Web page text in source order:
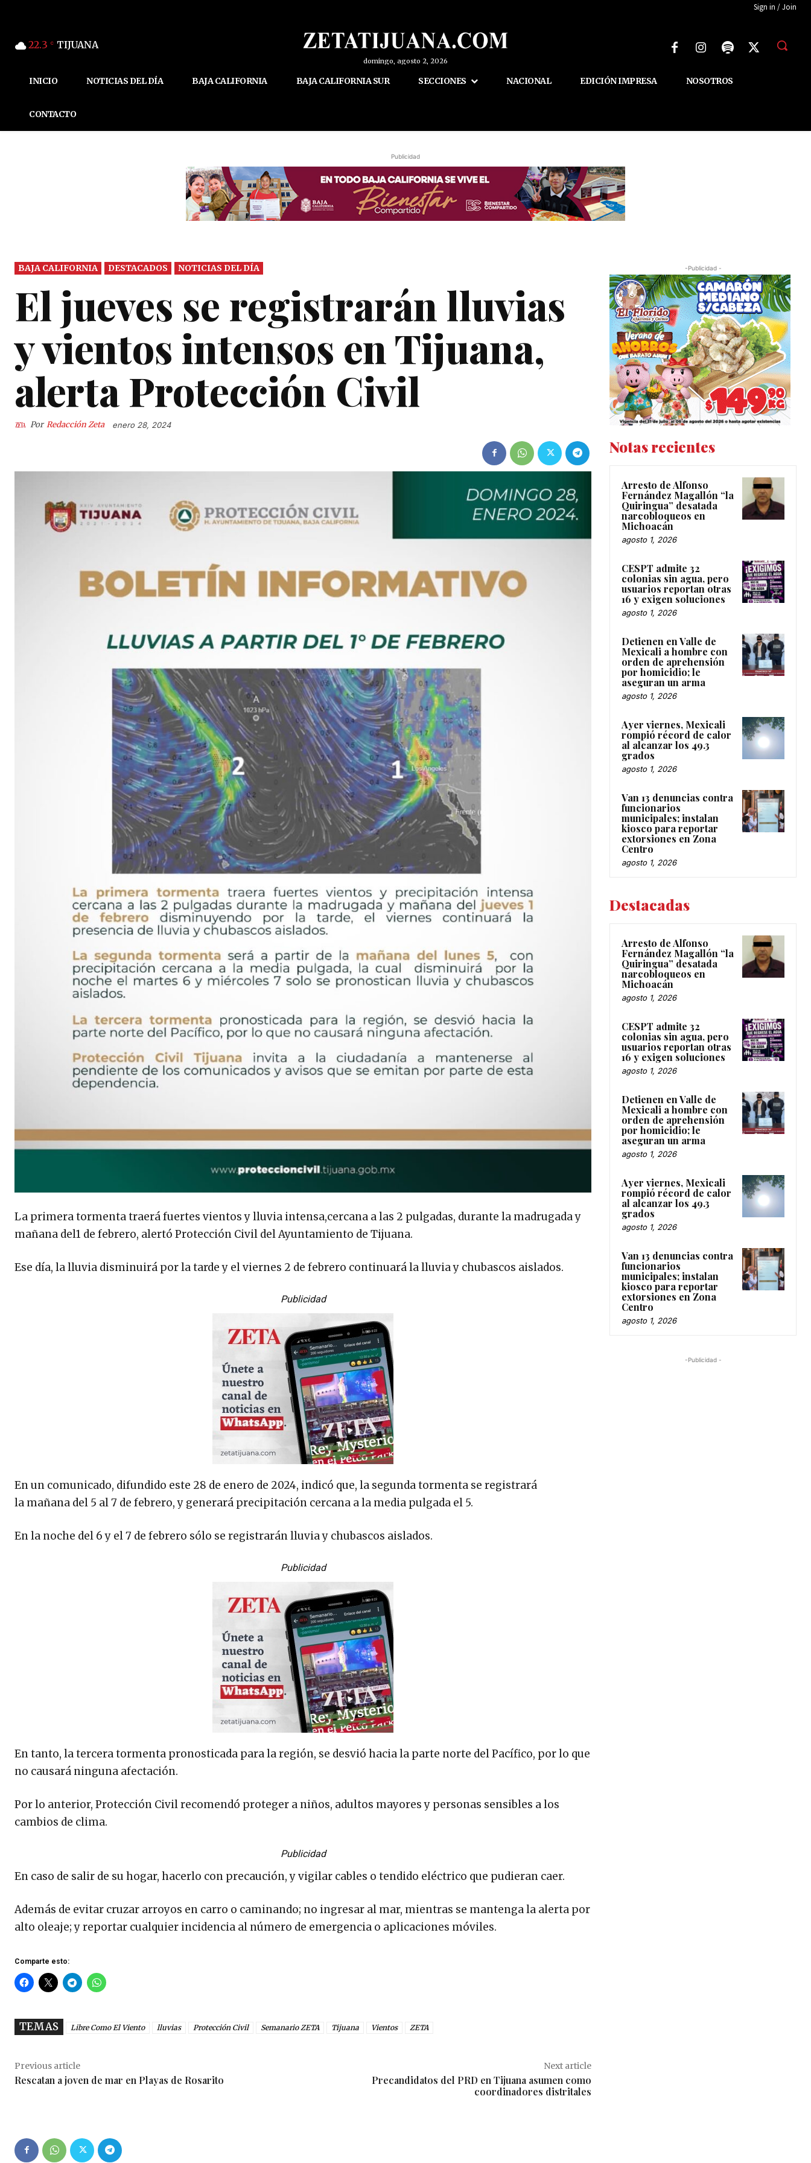
Sign in / Join
22.3 C TIJUANA
domingo, agosto 2, 2026
INICIO NOTICIAS DEL DÍA BAJA CALIFORNIA BAJA CALIFORNIA SUR SECCIONES NACIONAL EDICIÓN IMPRESA NOSOTROS
CONTACTO
Publicidad
BAJA CALIFORNIA DESTACADOS NOTICIAS DEL DÍA
El jueves se registrarán lluvias
y vientos intensos en Tijuana,
alerta Protección Civil
Por Redacción Zeta enero 28, 2024
La primera tormenta traerá fuertes vientos y lluvia intensa,cercana a las 2 pulgadas, durante la madrugada y
mañana del1 de febrero, alertó Protección Civil del Ayuntamiento de Tijuana.
Ese día, la lluvia disminuirá por la tarde y el viernes 2 de febrero continuará la lluvia y chubascos aislados.
Publicidad
En un comunicado, difundido este 28 de enero de 2024, indicó que, la segunda tormenta se registrará
la mañana del 5 al 7 de febrero, y generará precipitación cercana a la media pulgada el 5.
En la noche del 6 y el 7 de febrero sólo se registrarán lluvia y chubascos aislados.
Publicidad
En tanto, la tercera tormenta pronosticada para la región, se desvió hacia la parte norte del Pacífico, por lo que
no causará ninguna afectación.
Por lo anterior, Protección Civil recomendó proteger a niños, adultos mayores y personas sensibles a los
cambios de clima.
Publicidad
En caso de salir de su hogar, hacerlo con precaución, y vigilar cables o tendido eléctrico que pudieran caer.
Además de evitar cruzar arroyos en carro o caminando; no ingresar al mar, mientras se mantenga la alerta por
alto oleaje; y reportar cualquier incidencia al número de emergencia o aplicaciones móviles.
Comparte esto:
TEMAS Libre Como El Viento lluvias Protección Civil Semanario ZETA Tijuana Vientos ZETA
Previous article
Rescatan a joven de mar en Playas de Rosarito
Next article
Precandidatos del PRD en Tijuana asumen como
coordinadores distritales
-Publicidad -
Notas recientes
Arresto de Alfonso
Fernández Magallón “la
Quiringua” desatada
narcobloqueos en
Michoacán
agosto 1, 2026
CESPT admite 32
colonias sin agua, pero
usuarios reportan otras
16 y exigen soluciones
agosto 1, 2026
Detienen en Valle de
Mexicali a hombre con
orden de aprehensión
por homicidio; le
aseguran un arma
agosto 1, 2026
Ayer viernes, Mexicali
rompió récord de calor
al alcanzar los 49.3
grados
agosto 1, 2026
Van 13 denuncias contra
funcionarios
municipales; instalan
kiosco para reportar
extorsiones en Zona
Centro
agosto 1, 2026
Destacadas
Arresto de Alfonso
Fernández Magallón “la
Quiringua” desatada
narcobloqueos en
Michoacán
agosto 1, 2026
CESPT admite 32
colonias sin agua, pero
usuarios reportan otras
16 y exigen soluciones
agosto 1, 2026
Detienen en Valle de
Mexicali a hombre con
orden de aprehensión
por homicidio; le
aseguran un arma
agosto 1, 2026
Ayer viernes, Mexicali
rompió récord de calor
al alcanzar los 49.3
grados
agosto 1, 2026
Van 13 denuncias contra
funcionarios
municipales; instalan
kiosco para reportar
extorsiones en Zona
Centro
agosto 1, 2026
-Publicidad -